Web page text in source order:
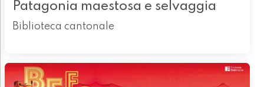
Patagonia maestosa e selvaggia
Biblioteca cantonale